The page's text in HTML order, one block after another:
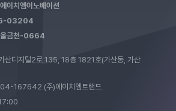
이치엠이노베이션
03204
금천-0664
산디지털2로 135, 18층 1821호(가산동, 가산
167642 (주)에이치엠트랜드